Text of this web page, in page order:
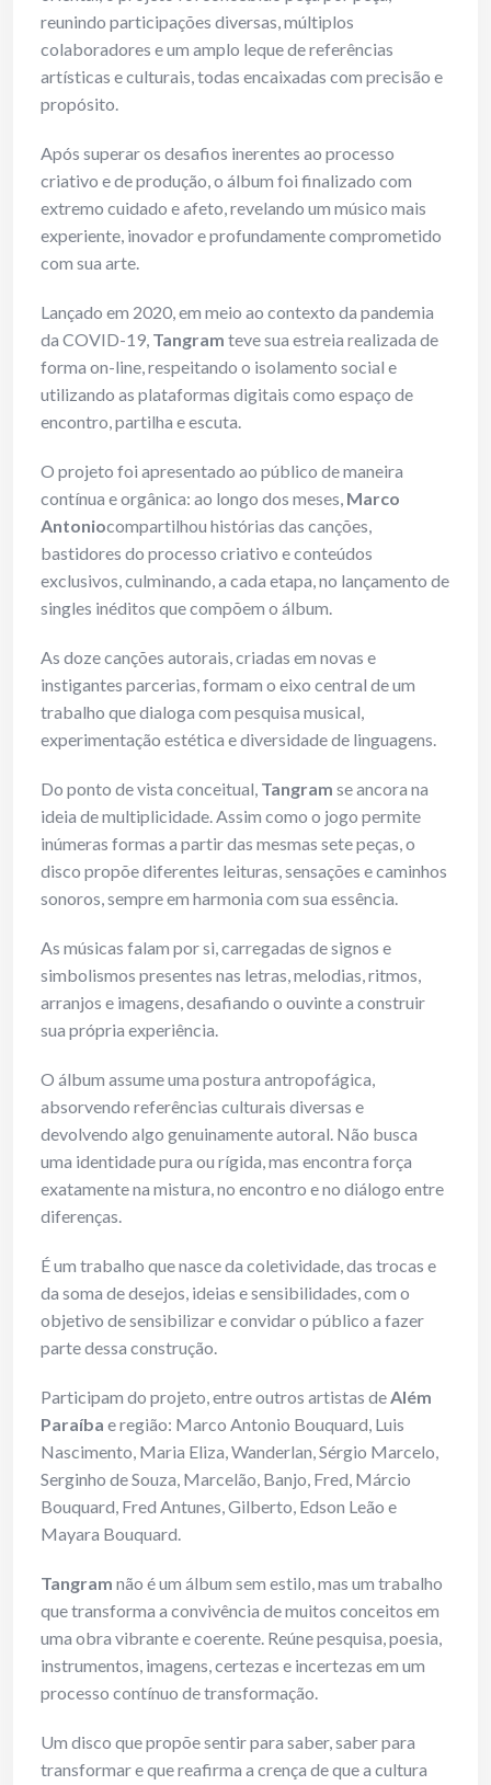
reunindo participações diversas, múltiplos
colaboradores e um amplo leque de referências
artísticas e culturais, todas encaixadas com precisão e
propósito.
Após superar os desafios inerentes ao processo
criativo e de produção, o álbum foi finalizado com
extremo cuidado e afeto, revelando um músico mais
experiente, inovador e profundamente comprometido
com sua arte.
Lançado em 2020, em meio ao contexto da pandemia
da COVID-19, Tangram teve sua estreia realizada de
forma on-line, respeitando o isolamento social e
utilizando as plataformas digitais como espaço de
encontro, partilha e escuta.
O projeto foi apresentado ao público de maneira
contínua e orgânica: ao longo dos meses, Marco
Antoniocompartilhou histórias das canções,
bastidores do processo criativo e conteúdos
exclusivos, culminando, a cada etapa, no lançamento de
singles inéditos que compõem o álbum.
As doze canções autorais, criadas em novas e
instigantes parcerias, formam o eixo central de um
trabalho que dialoga com pesquisa musical,
experimentação estética e diversidade de linguagens.
Do ponto de vista conceitual, Tangram se ancora na
ideia de multiplicidade. Assim como o jogo permite
inúmeras formas a partir das mesmas sete peças, o
disco propõe diferentes leituras, sensações e caminhos
sonoros, sempre em harmonia com sua essência.
As músicas falam por si, carregadas de signos e
simbolismos presentes nas letras, melodias, ritmos,
arranjos e imagens, desafiando o ouvinte a construir
sua própria experiência.
O álbum assume uma postura antropofágica,
absorvendo referências culturais diversas e
devolvendo algo genuinamente autoral. Não busca
uma identidade pura ou rígida, mas encontra força
exatamente na mistura, no encontro e no diálogo entre
diferenças.
É um trabalho que nasce da coletividade, das trocas e
da soma de desejos, ideias e sensibilidades, com o
objetivo de sensibilizar e convidar o público a fazer
parte dessa construção.
Participam do projeto, entre outros artistas deAlém
Paraíba e região: Marco Antonio Bouquard, Luis
Nascimento, Maria Eliza, Wanderlan, Sérgio Marcelo,
Serginho de Souza, Marcelão, Banjo, Fred, Márcio
Bouquard, Fred Antunes, Gilberto, Edson Leão e
Mayara Bouquard.
Tangram não é um álbum sem estilo, mas um trabalho
que transforma a convivência de muitos conceitos em
uma obra vibrante e coerente. Reúne pesquisa, poesia,
instrumentos, imagens, certezas e incertezas em um
processo contínuo de transformação.
Um disco que propõe sentir para saber, saber para
transformar e que reafirma a crença de que a cultura